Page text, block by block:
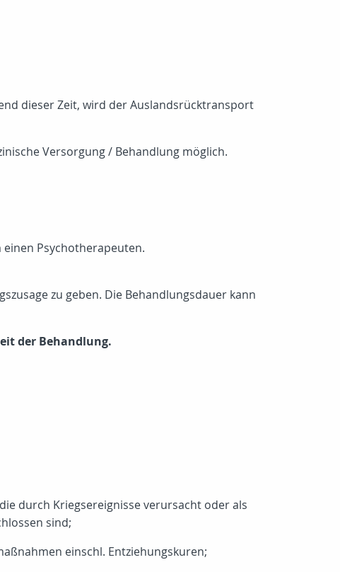
dieser Zeit, wird der Auslandsrücktransport
Versorgung / Behandlung möglich.
Psychotherapeuten.
zu geben. Die Behandlungsdauer kann
der Behandlung.
durch Kriegsereignisse verursacht oder als
sind;
einschl. Entziehungskuren;